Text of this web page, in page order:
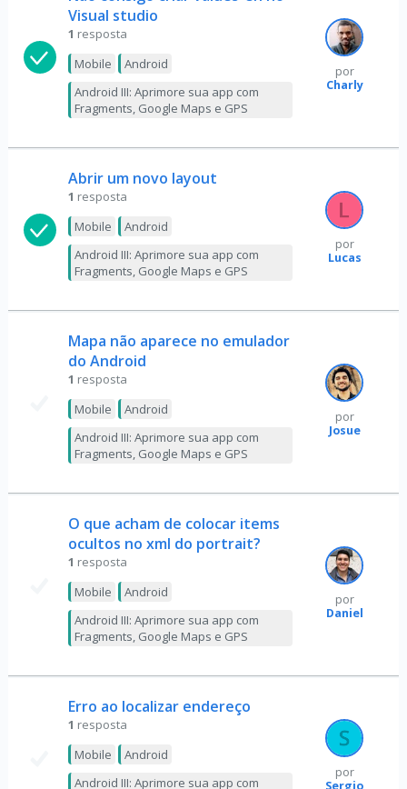
Visual studio
1 resposta
Mobile
Android
Android III: Aprimore sua app com
Fragments, Google Maps e GPS
por
Charly
Abrir um novo layout
1 resposta
Mobile
Android
Android III: Aprimore sua app com
Fragments, Google Maps e GPS
por
Lucas
Mapa não aparece no emulador
do Android
1 resposta
Mobile
Android
Android III: Aprimore sua app com
Fragments, Google Maps e GPS
por
Josue
O que acham de colocar items
ocultos no xml do portrait?
1 resposta
Mobile
Android
Android III: Aprimore sua app com
Fragments, Google Maps e GPS
por
Daniel
Erro ao localizar endereço
1 resposta
Mobile
Android
Android III: Aprimore sua app com
por
Sergio